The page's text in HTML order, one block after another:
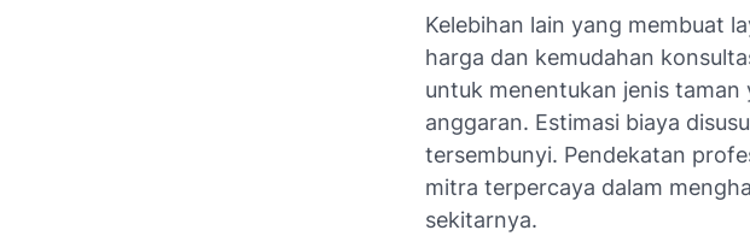
Kelebihan lain yang membuat
harga dan kemudahan
untuk menentukan jenis taman
anggaran. Estimasi biaya
tersembunyi. Pendekatan
mitra terpercaya dalam
sekitarnya.